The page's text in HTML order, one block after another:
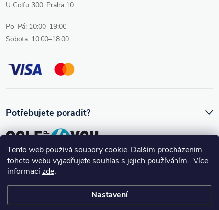
Tento web používá soubory cookie. Dalším procházením
tohoto webu vyjadřujete souhlas s jejich používáním.. Více
informacízde.
Nastavení
U Golfu 300, Praha 10
Po–Pá: 10:00–19:00
Sobota: 10:00–18:00
Potřebujete poradit?
Ozve se vám skutečný člověk, který golfovému vybavení rozumí.